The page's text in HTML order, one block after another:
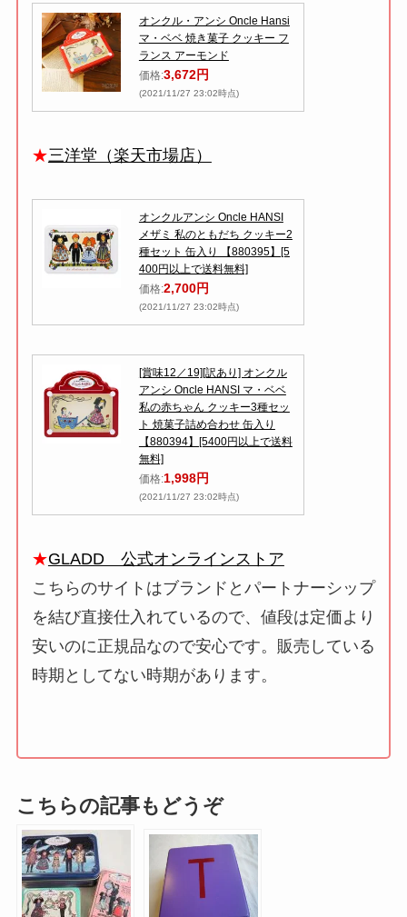
オンクル・アンシ Oncle Hansi
マ・ベベ 焼き菓子 クッキー フ
ランス アーモンド
価格:3,672円
(2021/11/27 23:02時点)
★三洋堂（楽天市場店）
オンクルアンシ Oncle HANSI
メザミ 私のともだち クッキー2
種セット 缶入り 【880395】[5
400円以上で送料無料]
価格:2,700円
(2021/11/27 23:02時点)
[賞味12／19][訳あり] オンクル
アンシ Oncle HANSI マ・ベベ
私の赤ちゃん クッキー3種セッ
ト 焼菓子詰め合わせ 缶入り
【880394】[5400円以上で送料
無料]
価格:1,998円
(2021/11/27 23:02時点)
★GLADD 公式オンラインストア
こちらのサイトはブランドとパートナーシップ
を結び直接仕入れているので、値段は定価より
安いのに正規品なので安心です。販売している
時期としてない時期があります。
こちらの記事もどうぞ